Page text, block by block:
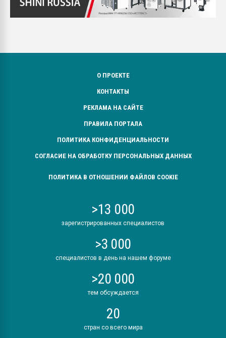
О ПРОЕКТЕ
КОНТАКТЫ
РЕКЛАМА НА САЙТЕ
ПРАВИЛА ПОРТАЛА
ПОЛИТИКА КОНФИДЕНЦИАЛЬНОСТИ
СОГЛАСИЕ НА ОБРАБОТКУ ПЕРСОНАЛЬНЫХ ДАННЫХ
ПОЛИТИКА В ОТНОШЕНИИ ФАЙЛОВ COOKIE
>13 000
зарегистрированных специалистов
>3 000
специалистов в день на нашем форуме
>20 000
тем обсуждается
20
стран со всего мира